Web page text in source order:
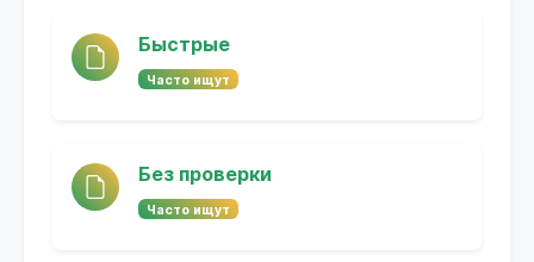
Быстрые
Часто ищут
Без проверки
Часто ищут